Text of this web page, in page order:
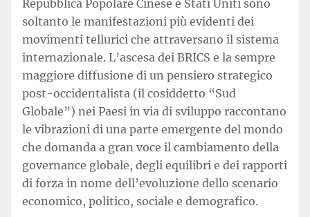
Repubblica Popolare Cinese e Stati Uniti sono
soltanto le manifestazioni più evidenti dei
movimenti tellurici che attraversano il sistema
internazionale. L’ascesa dei BRICS e la sempre
maggiore diffusione di un pensiero strategico
post-occidentalista (il cosiddetto “Sud
Globale”) nei Paesi in via di sviluppo raccontano
le vibrazioni di una parte emergente del mondo
che domanda a gran voce il cambiamento della
governance globale, degli equilibri e dei rapporti
di forza in nome dell’evoluzione dello scenario
economico, politico, sociale e demografico.